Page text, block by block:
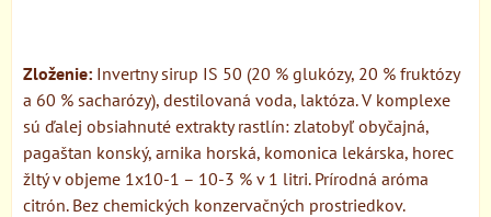
Zloženie: Invertny sirup IS 50 (20 % glukózy, 20 % fruktózy
a 60 % sacharózy), destilovaná voda, laktóza. V komplexe
sú ďalej obsiahnuté extrakty rastlín: zlatobyľ obyčajná,
pagaštan konský, arnika horská, komonica lekárska, horec
žltý v objeme 1x10-1 – 10-3 % v 1 litri. Prírodná aróma
citrón. Bez chemických konzervačných prostriedkov.